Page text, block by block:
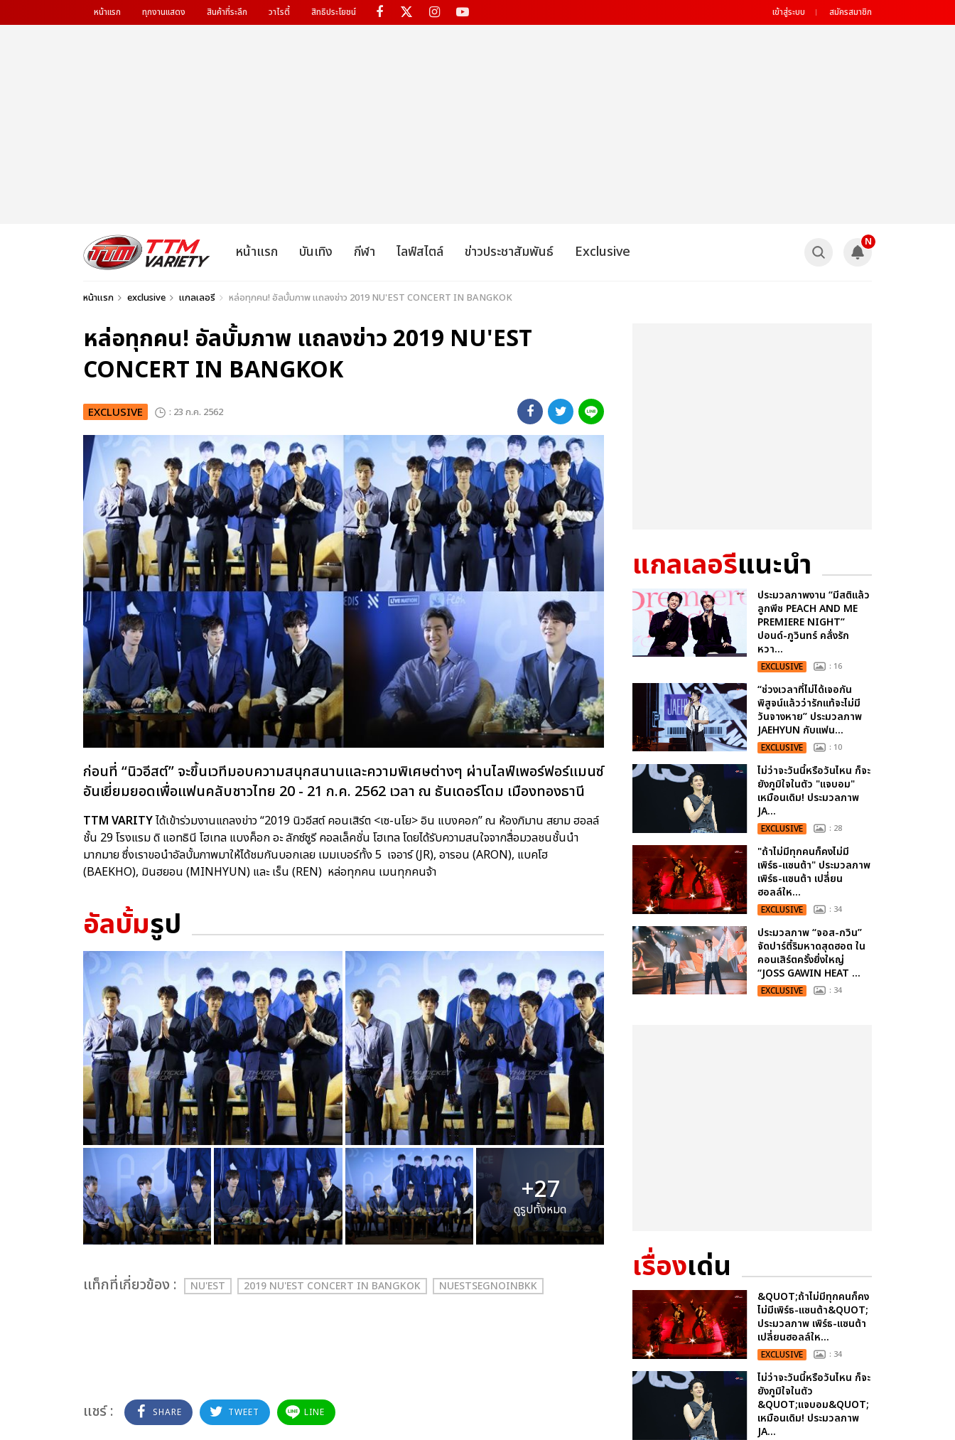
หน้าแรก ทุกงานแสดง สินค้าที่ระลึก วาไรตี้ สิทธิประโยชน์ เข้าสู่ระบบ สมัครสมาชิก
หน้าแรก บันเทิง กีฬา ไลฟ์สไตล์ ข่าวประชาสัมพันธ์ Exclusive
N
หน้าแรก exclusive แกลเลอรี หล่อทุกคน! อัลบั้มภาพ แถลงข่าว 2019 NU'EST CONCERT IN BANGKOK
หล่อทุกคน! อัลบั้มภาพ แถลงข่าว 2019 NU'EST
CONCERT IN BANGKOK
EXCLUSIVE : 23 ก.ค. 2562
ก่อนที่ “นิวอีสต์” จะขึ้นเวทีมอบความสนุกสนานและความพิเศษต่างๆ ผ่านไลฟ์เพอร์ฟอร์แมนซ์
อันเยี่ยมยอดเพื่อแฟนคลับชาวไทย 20 - 21 ก.ค. 2562 เวลา ณ ธันเดอร์โดม เมืองทองธานี
TTM VARITYได้เข้าร่วมงานแถลงข่าว “2019 นิวอีสต์ คอนเสิร์ต <เซ-นโย> อิน แบงคอก” ณ ห้องภิมาน สยาม ฮอลล์
ชั้น 29 โรงแรม ดิ แอทธินี โฮเทล แบงค็อก อะ ลักซ์ซูรี คอลเล็คชั่น โฮเทล โดยได้รับความสนใจจากสื่อมวลชนชั้นนำ
มากมาย ซึ่งเราขอนำอัลบั้มภาพมาให้ได้ชมกันบอกเลย เมมเบอร์ทั้ง 5 เจอาร์ (JR), อารอน (ARON), แบคโฮ
(BAEKHO), มินฮยอน (MINHYUN) และ เร็น (REN) หล่อทุกคน เมนทุกคนจ้า
อัลบั้มรูป
+27
ดูรูปทั้งหมด
เเท็กที่เกี่ยวข้อง : NU'EST 2019 NU'EST CONCERT IN BANGKOK NUESTSEGNOINBKK
แชร์ : SHARE TWEET LINE
แกลเลอรีแนะนำ
ประมวลภาพงาน “มีสติแล้ว
ลูกพีช PEACH AND ME
PREMIERE NIGHT”
ปอนด์-ภูวินทร์ คลั่งรัก
หวา...
EXCLUSIVE : 16
“ช่วงเวลาที่ไม่ได้เจอกัน
พิสูจน์แล้วว่ารักแท้จะไม่มี
วันจางหาย” ประมวลภาพ
JAEHYUN กับแฟน...
EXCLUSIVE : 10
ไม่ว่าจะวันนี้หรือวันไหน ก็จะ
ยังภูมิใจในตัว "แจบอม"
เหมือนเดิม! ประมวลภาพ
JA...
EXCLUSIVE : 28
"ถ้าไม่มีทุกคนก็คงไม่มี
เพิร์ธ-แซนต้า" ประมวลภาพ
เพิร์ธ-แซนต้า เปลี่ยน
ฮอลล์ให...
EXCLUSIVE : 34
ประมวลภาพ “จอส-กวิน”
จัดปาร์ตี้ริมหาดสุดฮอต ใน
คอนเสิร์ตครั้งยิ่งใหญ่
“JOSS GAWIN HEAT ...
EXCLUSIVE : 34
เรื่องเด่น
&QUOT;ถ้าไม่มีทุกคนก็คง
ไม่มีเพิร์ธ-แซนต้า&QUOT;
ประมวลภาพ เพิร์ธ-แซนต้า
เปลี่ยนฮอลล์ให...
EXCLUSIVE : 34
ไม่ว่าจะวันนี้หรือวันไหน ก็จะ
ยังภูมิใจในตัว
&QUOT;แจบอม&QUOT;
เหมือนเดิม! ประมวลภาพ
JA...